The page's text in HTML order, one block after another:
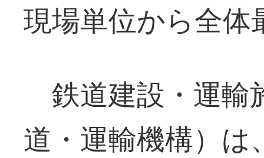
現場単位から全体
鉄道建設・運輸
道・運輸機構）は